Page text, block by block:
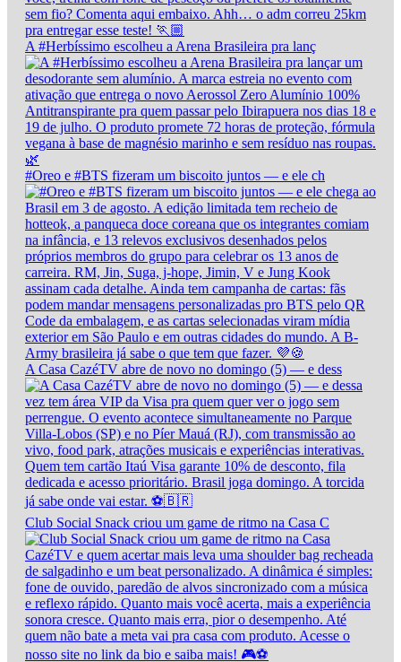
A #Herbíssimo escolheu a Arena Brasileira pra lanç
#Oreo e #BTS fizeram um biscoito juntos — e ele ch
A Casa CazéTV abre de novo no domingo (5) — e dess
Club Social Snack criou um game de ritmo na Casa C